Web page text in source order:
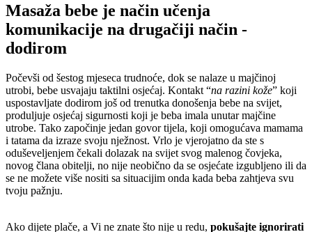
Masaža bebe je način učenja
komunikacije na drugačiji način -
dodirom
Počevši od šestog mjeseca trudnoće, dok se nalaze u majčinoj
utrobi, bebe usvajaju taktilni osjećaj. Kontakt “na razini kože” koji
uspostavljate dodirom još od trenutka donošenja bebe na svijet,
produljuje osjećaj sigurnosti koji je beba imala unutar majčine
utrobe. Tako započinje jedan govor tijela, koji omogućava mamama
i tatama da izraze svoju nježnost. Vrlo je vjerojatno da ste s
oduševeljenjem čekali dolazak na svijet svog malenog čovjeka,
novog člana obitelji, no nije neobično da se osjećate izgubljeno ili da
se ne možete više nositi sa situacijim onda kada beba zahtjeva svu
tvoju pažnju.
Ako dijete plače, a Vi ne znate što nije u redu, pokušajte ignorirati